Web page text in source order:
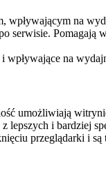
wpływającym na
serwisie.
na
umożliwiają
lepszych i bardziej
przeglądarki i